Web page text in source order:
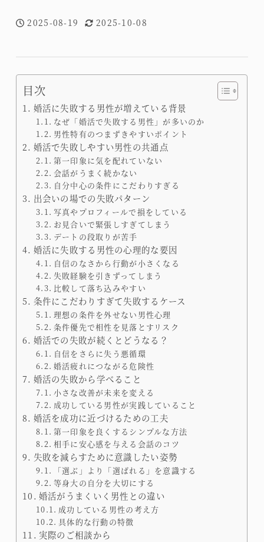
投稿日
2025-08-19
更新日
2025-10-08
目次
婚活に失敗する男性が増えている背景
なぜ「婚活で失敗する男性」が多いのか
男性特有のつまずきやすいポイント
婚活で失敗しやすい男性の共通点
第一印象に気を配れていない
会話がうまく続かない
自分中心の条件にこだわりすぎる
出会いの場での失敗パターン
写真やプロフィールで損をしている
お見合いで緊張しすぎてしまう
デートの段取りが苦手
婚活に失敗する男性の心理的な要因
自信のなさから行動が小さくなる
失敗経験を引きずってしまう
比較して落ち込みやすい
条件にこだわりすぎて失敗するケース
理想の条件を外せない男性心理
条件優先で相性を見落とすリスク
婚活での失敗が続くとどうなる？
自信をさらに失う悪循環
婚活疲れにつながる危険性
婚活の失敗から学べること
小さな改善が未来を変える
成功している男性が実践していること
婚活を成功に近づけるための工夫
第一印象を良くするシンプルな方法
相手に安心感を与える会話のコツ
失敗を減らすために意識したい姿勢
「選ぶ」より「選ばれる」を意識する
等身大の自分を大切にする
婚活がうまくいく男性との違い
成功している男性の考え方
具体的な行動の特徴
実際のご相談から